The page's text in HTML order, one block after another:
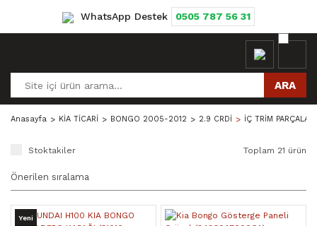
WhatsApp Destek 0505 787 56 31
ARA
Anasayfa KİA TİCARİ BONGO 2005-2012 2.9 CRDİ İÇ TRİM PARÇALARI
Stoktakiler Toplam 21 ürün
Yeni